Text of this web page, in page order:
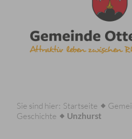
Sie sind hier: Startseite
Geschichte
Unzhurst